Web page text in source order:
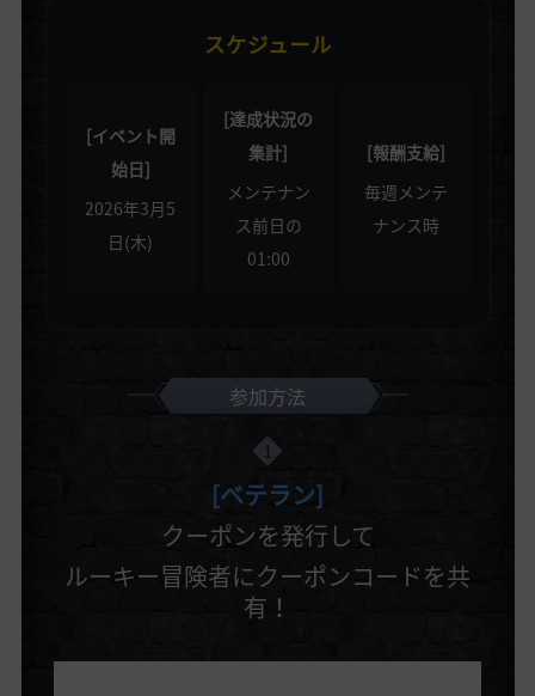
スケジュール
[イベント開
始日]
2026年3月5
日(木)
[達成状況の
集計]
メンテナン
ス前日の
01:00
[報酬支給]
毎週メンテ
ナンス時
参加方法
1
[ベテラン]
クーポンを発行して
ルーキー冒険者にクーポンコードを共
有！